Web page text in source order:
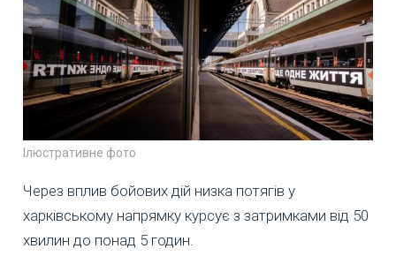
Ілюстративне фото
Через вплив бойових дій низка потягів у
харківському напрямку курсує з затримками від 50
хвилин до понад 5 годин.